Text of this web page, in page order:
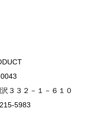
３３２－１－６１０
5983